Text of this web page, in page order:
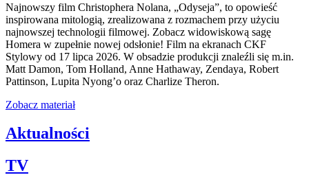
Najnowszy film Christophera Nolana, „Odyseja”, to opowieść
inspirowana mitologią, zrealizowana z rozmachem przy użyciu
najnowszej technologii filmowej. Zobacz widowiskową sagę
Homera w zupełnie nowej odsłonie! Film na ekranach CKF
Stylowy od 17 lipca 2026. W obsadzie produkcji znaleźli się m.in.
Matt Damon, Tom Holland, Anne Hathaway, Zendaya, Robert
Pattinson, Lupita Nyong’o oraz Charlize Theron.
Zobacz materiał
Aktualności
TV